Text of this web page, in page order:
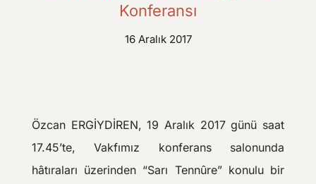
Konferansı
16 Aralık 2017
Özcan ERGİYDİREN, 19 Aralık 2017 günü saat
17.45’te, Vakfımız konferans salonunda
hâtıraları üzerinden “Sarı Tennûre” konulu bir